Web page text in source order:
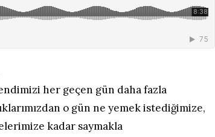
her geçen gün daha fazla
o gün ne yemek istediğimize,
kadar saymakla